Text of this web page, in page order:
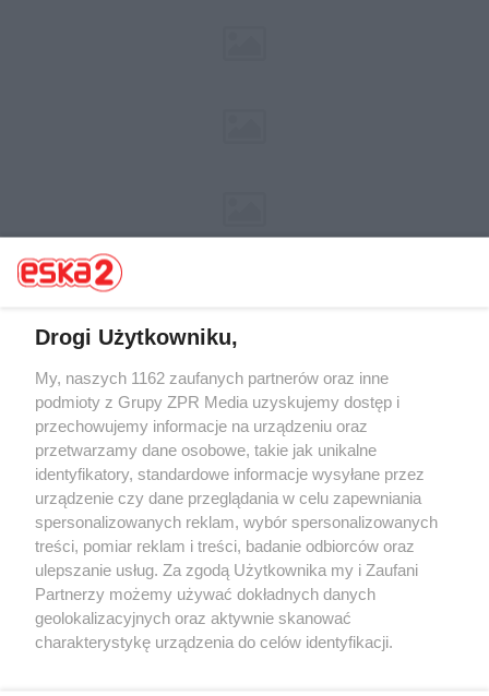
Żaden utwór zamieszczony w serwisie nie może być powielany i
rozpowszechniany lub dalej rozpowszechniany w jakikolwiek sposób (w
tym także elektroniczny lub mechaniczny) na jakimkolwiek polu
eksploatacji w jakiejkolwiek formie, włącznie z umieszczaniem w
Internecie bez pisemnej zgody właściciela praw. Jakiekolwiek użycie lub
wykorzystanie utworów w całości lub w części z naruszeniem prawa,
tzn. bez właściwej zgody, jest zabronione pod groźbą kary i może być
ścigane prawnie.
Drogi Użytkowniku,
My, naszych 1162 zaufanych partnerów oraz inne
podmioty z Grupy ZPR Media uzyskujemy dostęp i
przechowujemy informacje na urządzeniu oraz
przetwarzamy dane osobowe, takie jak unikalne
identyfikatory, standardowe informacje wysyłane przez
urządzenie czy dane przeglądania w celu zapewniania
spersonalizowanych reklam, wybór spersonalizowanych
treści, pomiar reklam i treści, badanie odbiorców oraz
ulepszanie usług. Za zgodą Użytkownika my i Zaufani
Partnerzy możemy używać dokładnych danych
geolokalizacyjnych oraz aktywnie skanować
charakterystykę urządzenia do celów identyfikacji.